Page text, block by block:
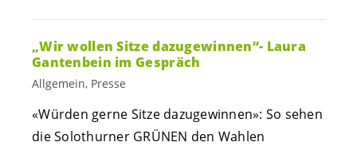
„Wir wollen Sitze dazugewinnen“- Laura
Gantenbein im Gespräch
Allgemein, Presse
«Würden gerne Sitze dazugewinnen»: So sehen
die Solothurner GRÜNEN den Wahlen